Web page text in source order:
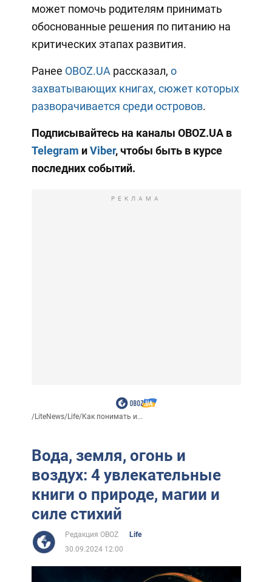
может помочь родителям принимать
обоснованные решения по питанию на
критических этапах развития.
Ранее OBOZ.UA рассказал, о
захватывающих книгах, сюжет которых
разворачивается среди островов.
Подписывайтесь на каналы OBOZ.UA в
Telegram и Viber, чтобы быть в курсе
последних событий.
РЕКЛАМА
/LiteNews/Life/Как понимать и...
Вода, земля, огонь и
воздух: 4 увлекательные
книги о природе, магии и
силе стихий
Редакция OBOZ
Life
30.09.2024 12:00